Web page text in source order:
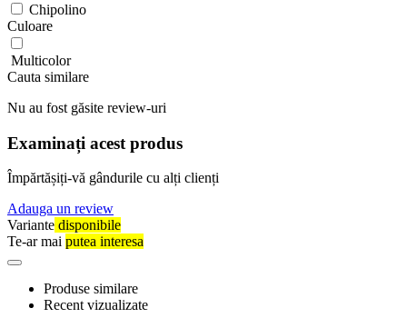
Chipolino
Culoare
Multicolor
Cauta similare
Nu au fost găsite review-uri
Examinați acest produs
Împărtășiți-vă gândurile cu alți clienți
Adauga un review
Variante disponibile
Te-ar mai putea interesa
Produse similare
Recent vizualizate